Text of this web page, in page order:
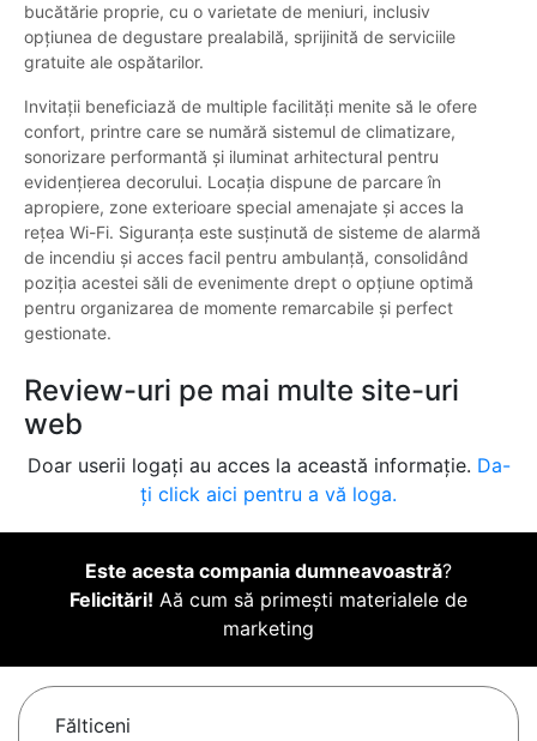
bucătărie proprie, cu o varietate de meniuri, inclusiv
opțiunea de degustare prealabilă, sprijinită de serviciile
gratuite ale ospătarilor.
Invitații beneficiază de multiple facilități menite să le ofere
confort, printre care se numără sistemul de climatizare,
sonorizare performantă și iluminat arhitectural pentru
evidențierea decorului. Locația dispune de parcare în
apropiere, zone exterioare special amenajate și acces la
rețea Wi-Fi. Siguranța este susținută de sisteme de alarmă
de incendiu și acces facil pentru ambulanță, consolidând
poziția acestei săli de evenimente drept o opțiune optimă
pentru organizarea de momente remarcabile și perfect
gestionate.
Review-uri pe mai multe site-uri
web
Doar userii logați au acces la această informație. Da-
ți click aici pentru a vă loga.
Este acesta compania dumneavoastră?
Felicitări! Aă cum să primești materialele de
marketing
Fălticeni